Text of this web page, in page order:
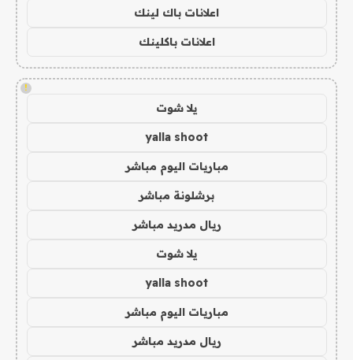
اعلانات باك لينك
اعلانات باكلينك
!
يلا شوت
yalla shoot
مباريات اليوم مباشر
برشلونة مباشر
ريال مدريد مباشر
يلا شوت
yalla shoot
مباريات اليوم مباشر
ريال مدريد مباشر